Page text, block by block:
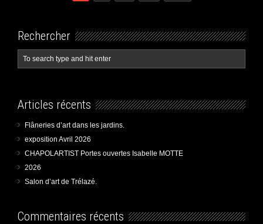
Rechercher
Articles récents
Flâneries d’art dans les jardins.
exposition Avril 2026
CHAPOLARTIST Portes ouvertes Isabelle MOTTE
2026
Salon d’art de Trélazé.
Commentaires récents